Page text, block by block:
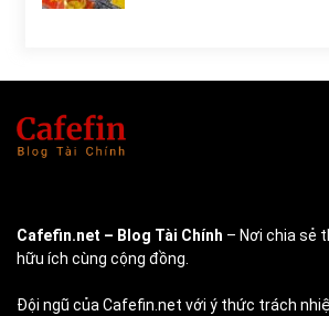
Cafefin.net – Blog Tài Chính – Nơi chia sẻ
hữu ích cùng cộng đồng.
Đội ngũ của Cafefin.net với ý thức trách